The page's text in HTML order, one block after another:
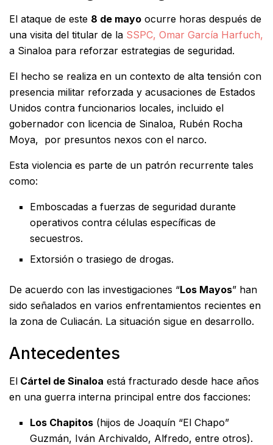
El ataque de este 8 de mayo ocurre horas después de
una visita del titular de la SSPC, Omar García Harfuch,
a Sinaloa para reforzar estrategias de seguridad.
El hecho se realiza en un contexto de alta tensión con
presencia militar reforzada y acusaciones de Estados
Unidos contra funcionarios locales, incluido el
gobernador con licencia de Sinaloa, Rubén Rocha
Moya, por presuntos nexos con el narco.
Esta violencia es parte de un patrón recurrente tales
como:
Emboscadas a fuerzas de seguridad durante
operativos contra células específicas de
secuestros.
Extorsión o trasiego de drogas.
De acuerdo con las investigaciones “Los Mayos” han
sido señalados en varios enfrentamientos recientes en
la zona de Culiacán. La situación sigue en desarrollo.
Antecedentes
El Cártel de Sinaloa está fracturado desde hace años
en una guerra interna principal entre dos facciones:
Los Chapitos (hijos de Joaquín “El Chapo”
Guzmán, Iván Archivaldo, Alfredo, entre otros).